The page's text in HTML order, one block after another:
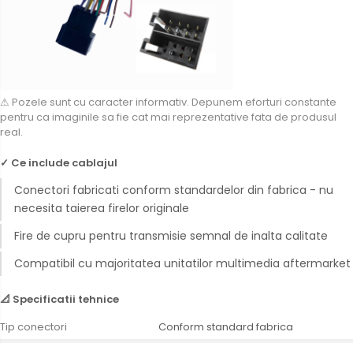
⚠ Pozele sunt cu caracter informativ. Depunem eforturi constante
pentru ca imaginile sa fie cat mai reprezentative fata de produsul
real.
✓ Ce include cablajul
Conectori fabricati conform standardelor din fabrica - nu
necesita taierea firelor originale
Fire de cupru pentru transmisie semnal de inalta calitate
Compatibil cu majoritatea unitatilor multimedia aftermarket
📐 Specificatii tehnice
Tip conectori
Conform standard fabrica